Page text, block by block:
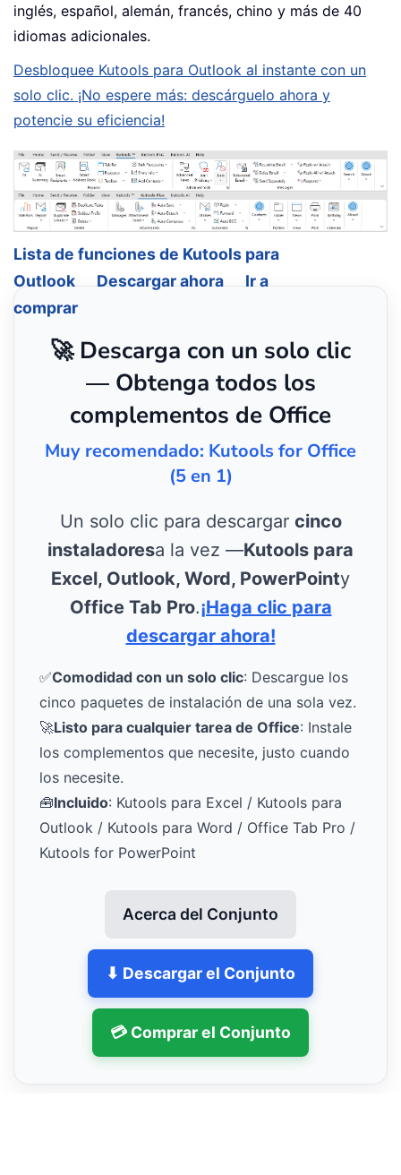
inglés, español, alemán, francés, chino y más de 40
idiomas adicionales.
Desbloquee Kutools para Outlook al instante con un
solo clic. ¡No espere más: descárguelo ahora y
potencie su eficiencia!
Lista de funciones de Kutools para
Outlook
Descargar ahora
Ir a
comprar
🚀 Descarga con un solo clic
— Obtenga todos los
complementos de Office
Muy recomendado: Kutools for Office
(5 en 1)
Un solo clic para descargar cinco
instaladoresa la vez —Kutools para
Excel, Outlook, Word, PowerPointy
Office Tab Pro.¡Haga clic para
descargar ahora!
✅Comodidad con un solo clic: Descargue los
cinco paquetes de instalación de una sola vez.
🚀Listo para cualquier tarea de Office: Instale
los complementos que necesite, justo cuando
los necesite.
🧰Incluido: Kutools para Excel / Kutools para
Outlook / Kutools para Word / Office Tab Pro /
Kutools for PowerPoint
Acerca del Conjunto
⬇ Descargar el Conjunto
💳 Comprar el Conjunto